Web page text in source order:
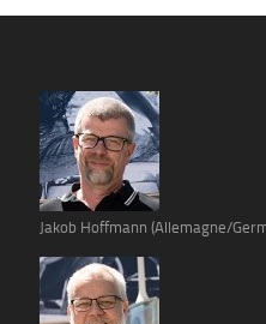
Jakob Hoffmann (Allemagne/